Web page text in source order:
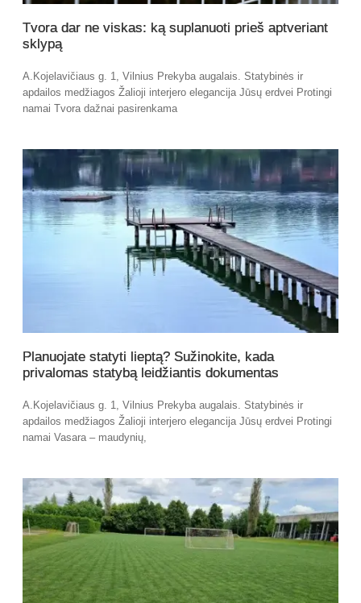
Tvora dar ne viskas: ką suplanuoti prieš aptveriant
sklypą
A.Kojelavičiaus g. 1, Vilnius Prekyba augalais. Statybinės ir
apdailos medžiagos Žalioji interjero elegancija Jūsų erdvei Protingi
namai Tvora dažnai pasirenkama
Planuojate statyti lieptą? Sužinokite, kada
privalomas statybą leidžiantis dokumentas
A.Kojelavičiaus g. 1, Vilnius Prekyba augalais. Statybinės ir
apdailos medžiagos Žalioji interjero elegancija Jūsų erdvei Protingi
namai Vasara – maudynių,